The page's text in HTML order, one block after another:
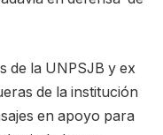
de la UNPSJB y ex
de la institución
en apoyo para